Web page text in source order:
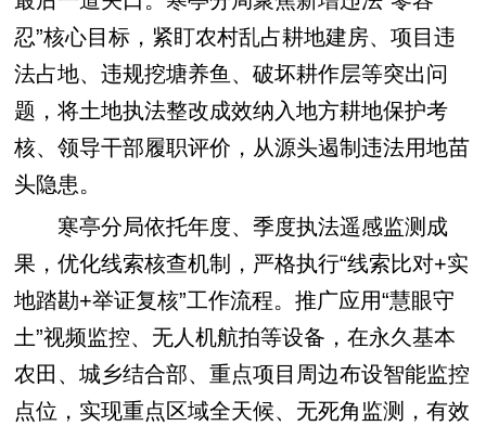
忍”核心目标，紧盯农村乱占耕地建房、项目违
法占地、违规挖塘养鱼、破坏耕作层等突出问
题，将土地执法整改成效纳入地方耕地保护考
核、领导干部履职评价，从源头遏制违法用地苗
头隐患。
寒亭分局依托年度、季度执法遥感监测成
果，优化线索核查机制，严格执行“线索比对+实
地踏勘+举证复核”工作流程。推广应用“慧眼守
土”视频监控、无人机航拍等设备，在永久基本
农田、城乡结合部、重点项目周边布设智能监控
点位，实现重点区域全天候、无死角监测，有效